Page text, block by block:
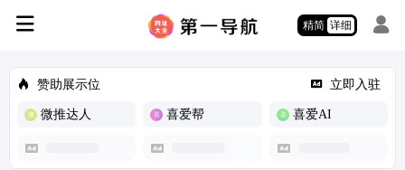
精简 详细
赞助展示位 立即入驻
微推达人 喜爱帮 喜爱AI